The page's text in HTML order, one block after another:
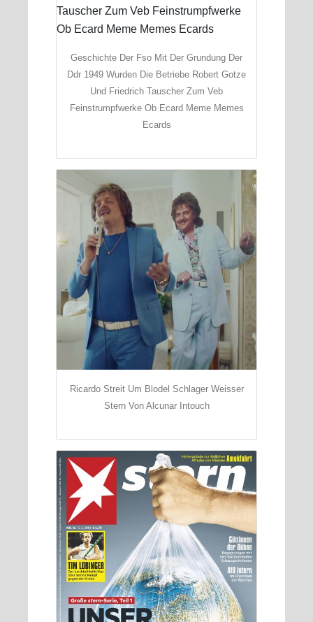
Geschichte Der Fso Mit Der Grundung Der
Ddr 1949 Wurden Die Betriebe Robert Gotze
Und Friedrich Tauscher Zum Veb
Feinstrumpfwerke Ob Ecard Meme Memes
Ecards
Ricardo Streit Um Blodel Schlager Weisser
Stern Von Alcunar Intouch